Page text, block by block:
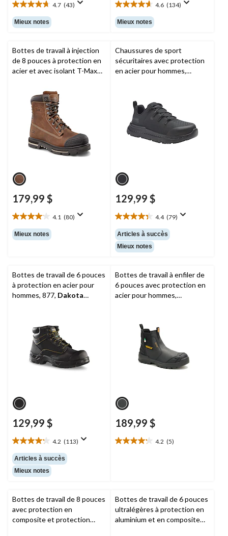
4.7 (43)
4.7
étoile(s)
sur
43
évaluations
Mieux notes
4.6 (134)
4.6
étoile(s)
sur
134
évaluations
Mieux notes
Bottes de travail à injection
de 8 pouces à protection en
acier et avec isolant T-Max
Workpro Series
179,99 $
4.1 (80)
4.1
étoile(s)
sur
Mieux notes
Chaussures de sport
sécuritaires avec protection
en acier pour hommes,
129,99 $
4.4 (79)
4.4
étoile(s)
sur
5.
Articles à succès
Mieux notes
Bottes de travail de 6 pouces
à protection en acier pour
hommes, 877, Dakota
129,99 $
4.2 (113)
4.2
étoile(s)
sur
5.
Articles à succès
Mieux notes
Bottes de travail à enfiler de
6 pouces avec protection en
acier pour hommes,
189,99 $
4.2 (5)
4.2
Bottes de travail de 8 pouces
avec protection en
composite et protection
Bottes de travail de 6 pouces
ultralégères à protection en
aluminium et en composite